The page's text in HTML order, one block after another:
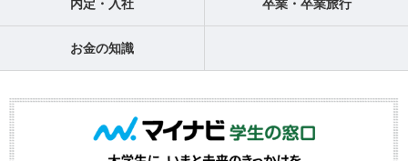
内定・入社 卒業・卒業旅行
お金の知識